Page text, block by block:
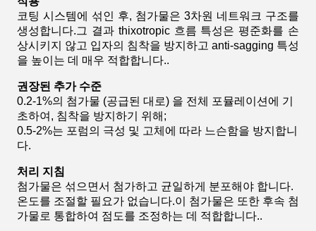
코팅 시스템에 섞인 후, 첨가물은 3차원 네트워크 구조를
생성합니다.그 결과 thixotropic 흐름 특성은 평준화를 손
상시키지 않고 입자의 침착을 방지하고 anti-sagging 특성
을 높이는 데 매우 적합합니다..
권장된 추가 수준
0.2-1%의 첨가물 (공급된 대로) 을 전체 포뮬레이션에 기
초하여, 침착을 방지하기 위해;
0.5-2%는 포럼의 극성 및 고체에 따라 느슨함을 방지합니
다.
처리 지침
첨가물은 섞으면서 첨가하고 균일하게 분포해야 합니다.
온도를 조절할 필요가 없습니다.이 첨가물은 또한 후속 첨
가물로 통합하여 점도를 조정하는 데 적합합니다..